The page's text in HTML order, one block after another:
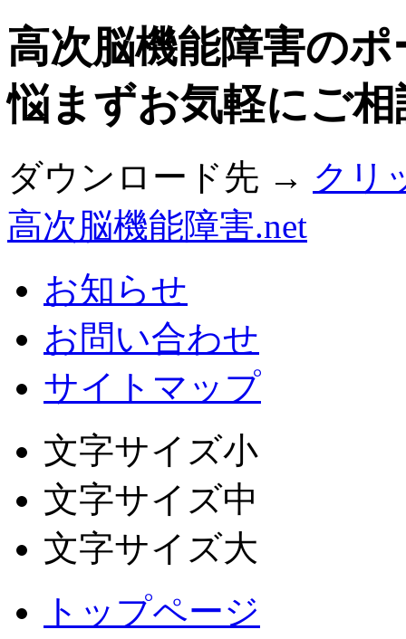
高次脳機能障害の
悩まずお気軽にご
ダウンロード先 → クリ
高次脳機能障害.net
お知らせ
お問い合わせ
サイトマップ
文字サイズ小
文字サイズ中
文字サイズ大
トップページ